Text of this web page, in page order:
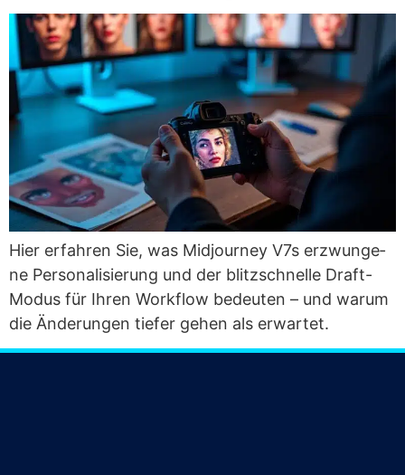
Hier erfah­ren Sie, was Mid­jour­ney V7s erzwun­ge­
ne Per­so­na­li­sie­rung und der blitz­schnel­le Draft-
Modus für Ihren Work­flow bedeu­ten – und war­um
die Ände­run­gen tie­fer gehen als erwartet.